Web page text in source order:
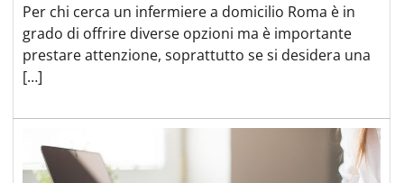
Per chi cerca un infermiere a domicilio Roma è in
grado di offrire diverse opzioni ma è importante
prestare attenzione, soprattutto se si desidera una
[…]